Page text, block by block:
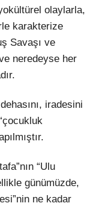
olaylarla,
karakterize
Savaşı ve
neredeyse her
iradesini
“Ulu
günümüzde,
ne kadar